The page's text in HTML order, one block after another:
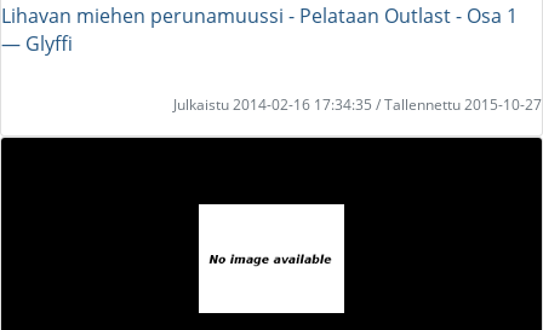
Lihavan miehen perunamuussi - Pelataan Outlast - Osa 1
― Glyffi
Julkaistu 2014-02-16 17:34:35 / Tallennettu 2015-10-27